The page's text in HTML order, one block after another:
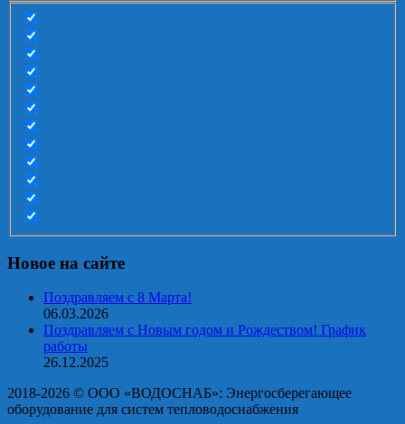
Новое на сайте
Поздравляем с 8 Марта!
06.03.2026
Поздравляем с Новым годом и Рождеством! График
работы
26.12.2025
2018-2026 © OOO «ВОДОСНАБ»: Энергосберегающее
оборудование для систем тепловодоснабжения